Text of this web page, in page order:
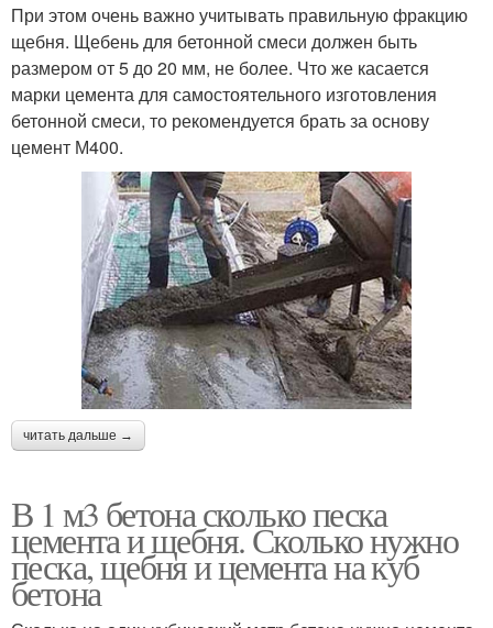
При этом очень важно учитывать правильную фракцию
щебня. Щебень для бетонной смеси должен быть
размером от 5 до 20 мм, не более. Что же касается
марки цемента для самостоятельного изготовления
бетонной смеси, то рекомендуется брать за основу
цемент М400.
читать дальше →
В 1 м3 бетона сколько песка
цемента и щебня. Сколько нужно
песка, щебня и цемента на куб
бетона